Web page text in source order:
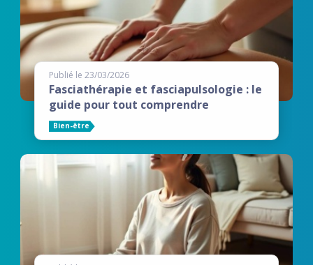
Publié le 23/03/2026
Fasciathérapie et fasciapulsologie : le
guide pour tout comprendre
Bien-être